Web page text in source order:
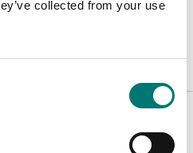
collected from your use
Ladda ner